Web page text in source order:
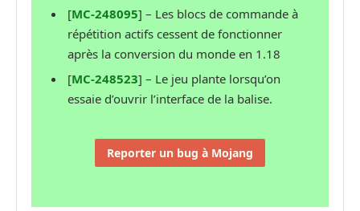
[MC-248095] – Les blocs de commande à
répétition actifs cessent de fonctionner
après la conversion du monde en 1.18
[MC-248523] – Le jeu plante lorsqu’on
essaie d’ouvrir l’interface de la balise.
Reporter un bug à Mojang